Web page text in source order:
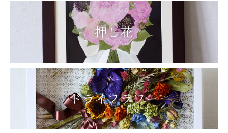
お、以下のいずれかに該当する場合は、その限りではありません。
(1) 当人の同意を得ている場合
(2) 法令等により要求された場合
(3) 業務委託先へ業務を委託する場合
個人情報の開示、訂正、削除
当社が管理する個人情報に関して、開示・訂正（追加）・削除をご希
望される場合には、お申し出いただいた方ご本人または、ご本人が認
める代理人であることを確認した上で、合理的な範囲内で対応いた
押し花
ドライフラワー